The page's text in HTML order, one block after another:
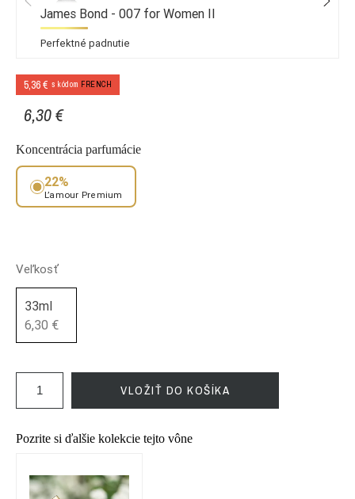
James Bond - 007 for Women II
Perfektné padnutie
5,36 € s kódom FRENCH
6,30 €
Koncentrácia parfumácie
22%
L’amour Premium
Veľkosť
33ml
6,30 €
VLOŽIŤ DO KOŠÍKA
Pozrite si ďalšie kolekcie tejto vône